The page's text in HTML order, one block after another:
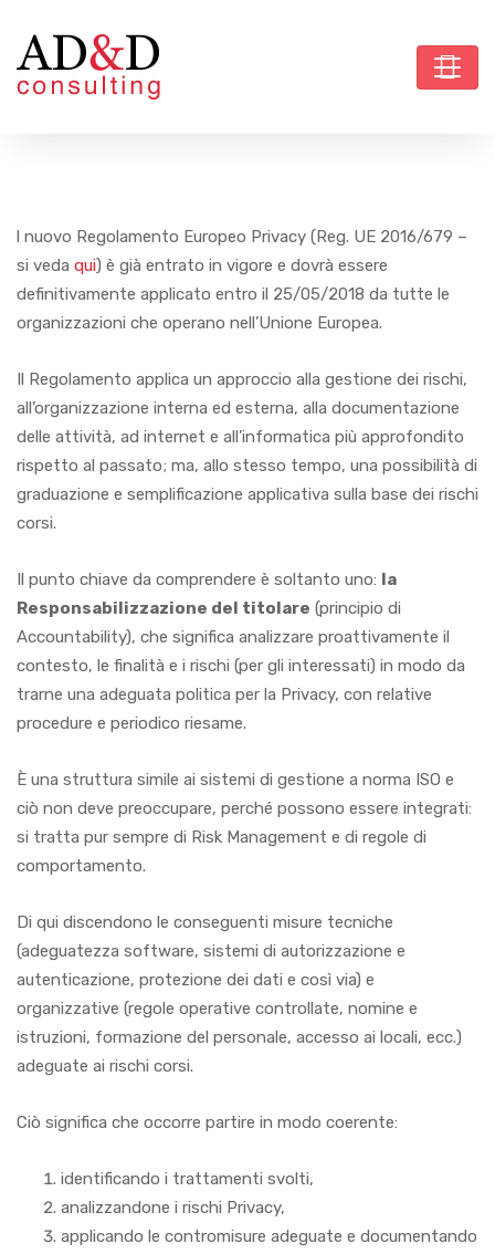
l nuovo Regolamento Europeo Privacy (Reg. UE 2016/679 –
si veda qui) è già entrato in vigore e dovrà essere
definitivamente applicato entro il 25/05/2018 da tutte le
organizzazioni che operano nell’Unione Europea.
Il Regolamento applica un approccio alla gestione dei rischi,
all’organizzazione interna ed esterna, alla documentazione
delle attività, ad internet e all’informatica più approfondito
rispetto al passato; ma, allo stesso tempo, una possibilità di
graduazione e semplificazione applicativa sulla base dei rischi
corsi.
Il punto chiave da comprendere è soltanto uno: la
Responsabilizzazione del titolare (principio di
Accountability), che significa analizzare proattivamente il
contesto, le finalità e i rischi (per gli interessati) in modo da
trarne una adeguata politica per la Privacy, con relative
procedure e periodico riesame.
È una struttura simile ai sistemi di gestione a norma ISO e
ciò non deve preoccupare, perché possono essere integrati:
si tratta pur sempre di Risk Management e di regole di
comportamento.
Di qui discendono le conseguenti misure tecniche
(adeguatezza software, sistemi di autorizzazione e
autenticazione, protezione dei dati e così via) e
organizzative (regole operative controllate, nomine e
istruzioni, formazione del personale, accesso ai locali, ecc.)
adeguate ai rischi corsi.
Ciò significa che occorre partire in modo coerente:
identificando i trattamenti svolti,
analizzandone i rischi Privacy,
applicando le contromisure adeguate e documentando